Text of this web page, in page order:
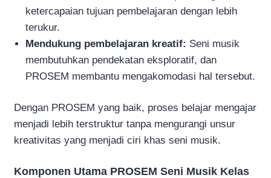
ketercapaian tujuan pembelajaran dengan lebih
terukur.
Mendukung pembelajaran kreatif: Seni musik
membutuhkan pendekatan eksploratif, dan
PROSEM membantu mengakomodasi hal tersebut.
Dengan PROSEM yang baik, proses belajar mengajar
menjadi lebih terstruktur tanpa mengurangi unsur
kreativitas yang menjadi ciri khas seni musik.
Komponen Utama PROSEM Seni Musik Kelas